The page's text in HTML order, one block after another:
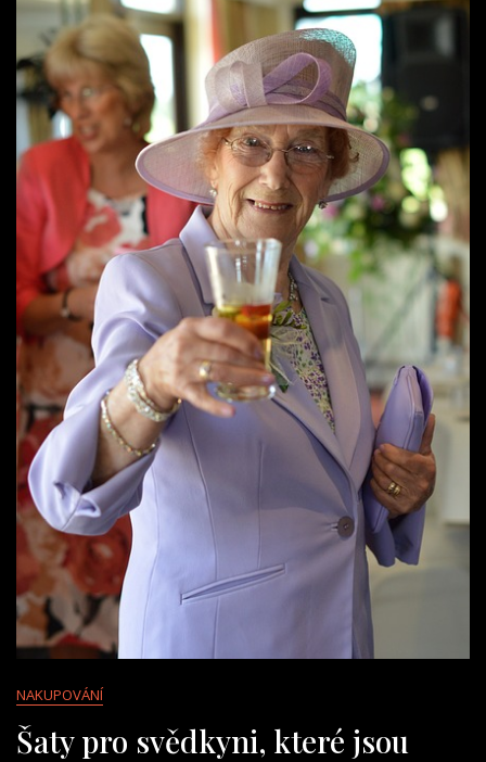
NAKUPOVÁNÍ
Šaty pro svědkyni, které jsou